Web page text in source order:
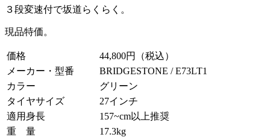
３段変速付で坂道らくらく。
現品特価。
価格
44,800円（税込）
メーカー・型番
BRIDGESTONE / E73LT1
カラー
グリーン
タイヤサイズ
27インチ
適用身長
157~cm以上推奨
重 量
17.3kg